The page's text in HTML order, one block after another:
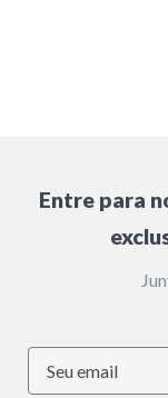
Entre para